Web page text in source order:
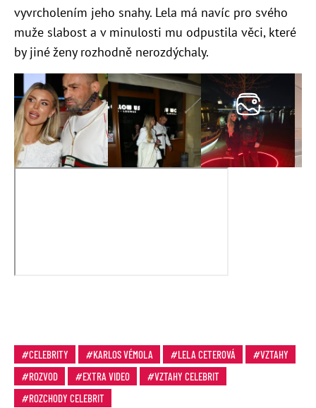
vyvrcholením jeho snahy. Lela má navíc pro svého
muže slabost a v minulosti mu odpustila věci, které
by jiné ženy rozhodně nerozdýchaly.
CELEBRITY KARLOS VÉMOLA LELA CETEROVÁ
VZTAHY
ROZVOD
EXTRA VIDEO
VZTAHY CELEBRIT
ROZCHODY CELEBRIT